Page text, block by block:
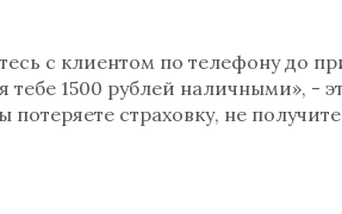
с клиентом по телефону до
тебе 1500 рублей наличными», -
страховку, не получите